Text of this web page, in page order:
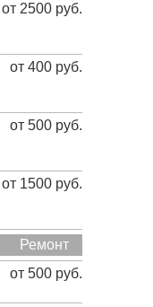
от 2500 руб.
от 400 руб.
от 500 руб.
от 1500 руб.
Ремонт
от 500 руб.